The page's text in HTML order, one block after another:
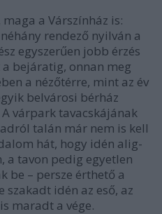
a Várszínház is:
rendező nyilván a
egyszerűen jobb érzés
bejáratig, onnan meg
a nézőtérre, mint az év
belvárosi bérház
várpark tavacskájának
talán már nem is kell
hát, hogy idén alig-
a tavon pedig egyetlen
be – persze érthető a
szakadt idén az eső, az
maradt a vége.